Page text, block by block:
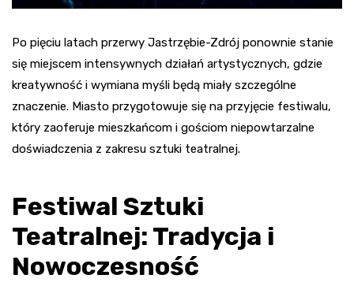
Po pięciu latach przerwy Jastrzębie-Zdrój ponownie stanie
się miejscem intensywnych działań artystycznych, gdzie
kreatywność i wymiana myśli będą miały szczególne
znaczenie. Miasto przygotowuje się na przyjęcie festiwalu,
który zaoferuje mieszkańcom i gościom niepowtarzalne
doświadczenia z zakresu sztuki teatralnej.
Festiwal Sztuki
Teatralnej: Tradycja i
Nowoczesność